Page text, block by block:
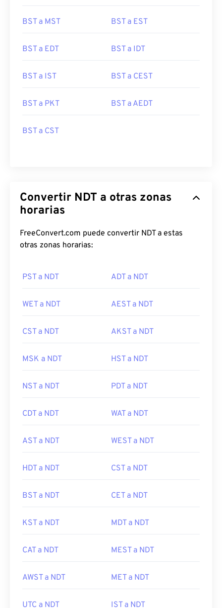
BST a MST BST a EST
BST a EDT BST a IDT
BST a IST BST a CEST
BST a PKT BST a AEDT
BST a CST
Convertir NDT a otras zonas
horarias
FreeConvert.com puede convertir NDT a estas
otras zonas horarias:
PST a NDT ADT a NDT
WET a NDT AEST a NDT
CST a NDT AKST a NDT
MSK a NDT HST a NDT
NST a NDT PDT a NDT
CDT a NDT WAT a NDT
AST a NDT WEST a NDT
HDT a NDT CST a NDT
BST a NDT CET a NDT
KST a NDT MDT a NDT
CAT a NDT MEST a NDT
AWST a NDT MET a NDT
UTC a NDT IST a NDT